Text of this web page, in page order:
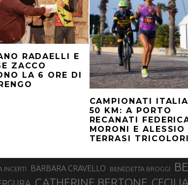
RADAELLI E
ZACCO
LA 6 ORE DI
CAMPIONATI
50 KM: A PORTO
RECANATI
MORONI E ALESSIO
TERRASI TRICOLORI
INCERTI BARBARA CRAVELLO BENEDETTA BROGGI
CATHERINE BERTONE